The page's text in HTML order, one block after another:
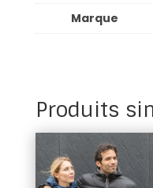
Marque
Produits